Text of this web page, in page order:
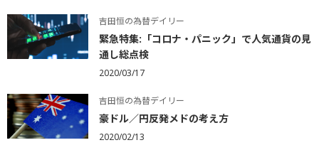
吉田恒の為替デイリー
緊急特集:「コロナ・パニック」で人気通貨の見
通し総点検
2020/03/17
吉田恒の為替デイリー
豪ドル／円反発メドの考え方
2020/02/13